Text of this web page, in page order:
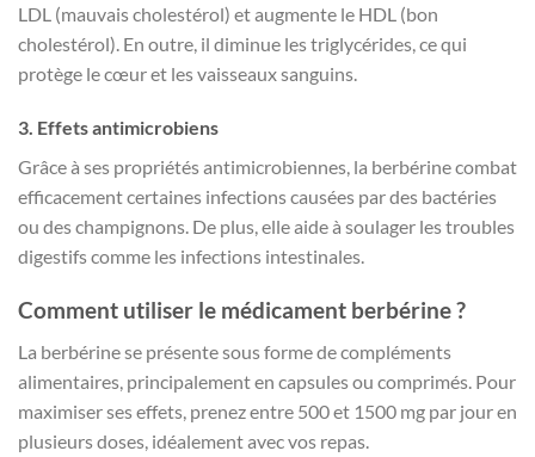
LDL (mauvais cholestérol) et augmente le HDL (bon
cholestérol). En outre, il diminue les triglycérides, ce qui
protège le cœur et les vaisseaux sanguins.
3. Effets antimicrobiens
Grâce à ses propriétés antimicrobiennes, la berbérine combat
efficacement certaines infections causées par des bactéries
ou des champignons. De plus, elle aide à soulager les troubles
digestifs comme les infections intestinales.
Comment utiliser le médicament berbérine ?
La berbérine se présente sous forme de compléments
alimentaires, principalement en capsules ou comprimés. Pour
maximiser ses effets, prenez entre 500 et 1500 mg par jour en
plusieurs doses, idéalement avec vos repas.